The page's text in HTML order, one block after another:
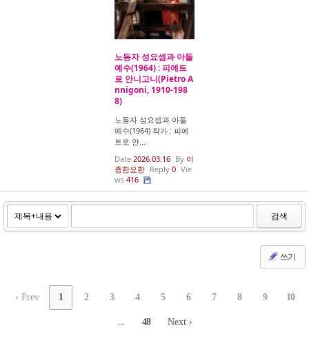
노동자 성요셉과 아들
예수(1964) : 피에트
로 안니고니(Pietro A
nnigoni, 1910-198
8)
노동자 성요셉과 아들
예수(1964) 작가 : 피에
트로 안...
Date 2026.03.16 By 이
종한요한 Reply 0 Vie
ws 416
검색
쓰기
‹ Prev 1 2 3 4 5 6 7 8 9 10
... 48 Next ›